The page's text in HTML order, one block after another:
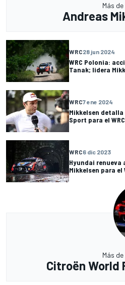
Más de
Andreas
WRC28 jun 2024
WRC Polonia:
Tanak; lidera
WRC7 ene 2024
Mikkelsen
Sport para el
WRC6 dic 2023
Hyundai renueva
Mikkelsen para el
Más de
Citroën World